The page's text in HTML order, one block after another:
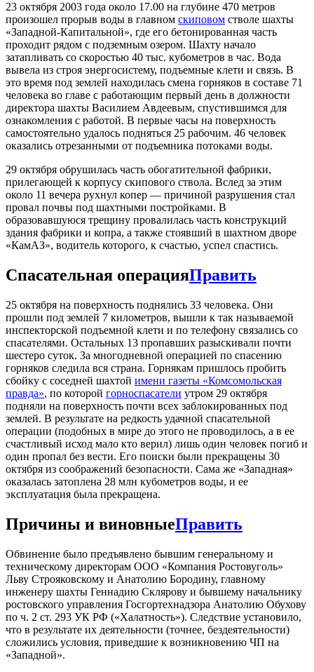
23 октября 2003 года около 17.00 на глубине 470 метров
произошел прорыв воды в главном скиповом стволе шахты
«Западной-Капитальной», где его бетонированная часть
проходит рядом с подземным озером. Шахту начало
затапливать со скоростью 40 тыс. кубометров в час. Вода
вывела из строя энергосистему, подъемные клети и связь. В
это время под землей находилась смена горняков в составе 71
человека во главе с работающим первый день в должности
директора шахты Василием Авдеевым, спустившимся для
ознакомления с работой. В первые часы на поверхность
самостоятельно удалось подняться 25 рабочим. 46 человек
оказались отрезанными от подъемника потоками воды.
29 октября обрушилась часть обогатительной фабрики,
прилегающей к корпусу скипового ствола. Вслед за этим
около 11 вечера рухнул копер — причиной разрушения стал
провал почвы под шахтными постройками. В
образовавшуюся трещину провалилась часть конструкций
здания фабрики и копра, а также стоявший в шахтном дворе
«КамАЗ», водитель которого, к счастью, успел спастись.
Спасательная операцияПравить
25 октября на поверхность поднялись 33 человека. Они
прошли под землей 7 километров, вышли к так называемой
инспекторской подъемной клети и по телефону связались со
спасателями. Остальных 13 пропавших разыскивали почти
шестеро суток. За многодневной операцией по спасению
горняков следила вся страна. Горнякам пришлось пробить
сбойку с соседней шахтой имени газеты «Комсомольская
правда», по которой горноспасатели утром 29 октября
подняли на поверхность почти всех заблокированных под
землей. В результате на редкость удачной спасательной
операции (подобных в мире до этого не проводилось, а в ее
счастливый исход мало кто верил) лишь один человек погиб и
один пропал без вести. Его поиски были прекращены 30
октября из соображений безопасности. Сама же «Западная»
оказалась затоплена 28 млн кубометров воды, и ее
эксплуатация была прекращена.
Причины и виновныеПравить
Обвинение было предъявлено бывшим генеральному и
техническому директорам ООО «Компания Ростовуголь»
Льву Строяковскому и Анатолию Бородину, главному
инженеру шахты Геннадию Склярову и бывшему начальнику
ростовского управления Госгортехнадзора Анатолию Обухову
по ч. 2 ст. 293 УК РФ («Халатность»). Следствие установило,
что в результате их деятельности (точнее, бездеятельности)
сложились условия, приведшие к возникновению ЧП на
«Западной».